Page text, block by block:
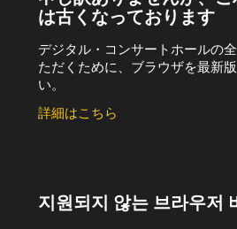
は古くなっております
デジタル・コンサートホールの
ただくために、ブラウザを最新
い。
詳細はこちら
지원되지 않는 브라우저